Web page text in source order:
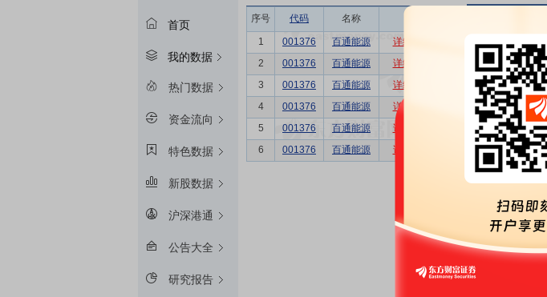
首页
我的数据
热门数据
资金流向
特色数据
新股数据
沪深港通
公告大全
研究报告
序号 代码 名称
1 001376 百通能源 详细 1
2
001376 百通能源 详细 1
3
001376 百通能源 详细 1
4
001376 百通能源 详细 1
5
001376 百通能源 详细 7
6
001376 百通能源 详细 1